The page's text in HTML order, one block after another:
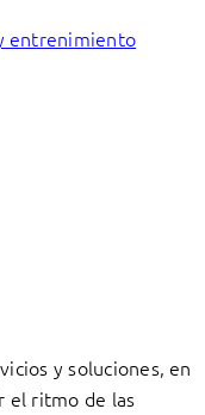
entrenimiento
y soluciones, en
el ritmo de las